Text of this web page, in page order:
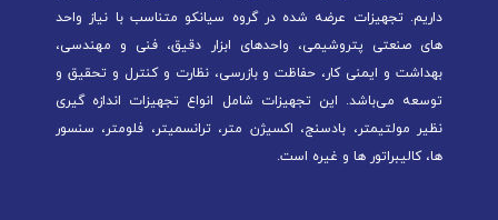
داریم. تجهیزات عرضه شده در گروه سیانکو متناسب با نیاز واحد
های صنعتی پتروشیمی، واحدهای ابزار دقیق، فنی و مهندسی،
بهداشت و ایمنی کار، حفاظت و بازرسی، نظارت و کنترل و تحقیق و
توسعه می‌باشد. این تجهیزات شامل انواع تجهیزات اندازه گیری
نظیر مولتیمتر، بادسنج، اکسیژن متر، ترانسمیتر، فلومتر، سنسور
ها، کالیبراتور ها و غیره است.